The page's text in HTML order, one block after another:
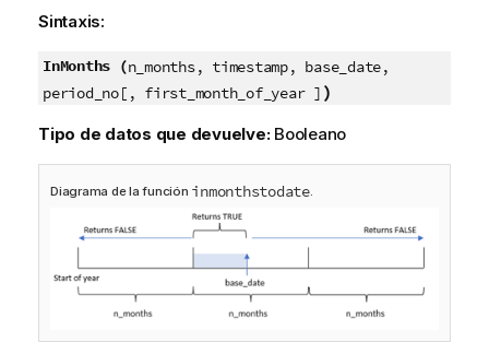
Sintaxis:
InMonths (n_months, timestamp, base_date,
period_no[, first_month_of_year ] )
Tipo de datos que devuelve: Booleano
Diagrama de la función inmonthstodate.